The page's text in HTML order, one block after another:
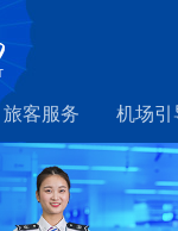
旅客服务 机场引